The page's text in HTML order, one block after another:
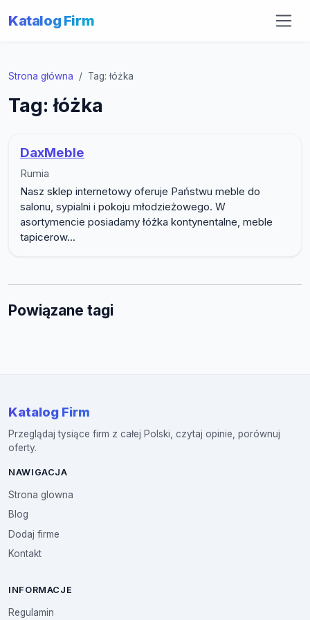
Katalog Firm
Strona główna Tag: łóżka
Tag: łóżka
DaxMeble
Rumia
Nasz sklep internetowy oferuje Państwu meble do
salonu, sypialni i pokoju młodzieżowego. W
asortymencie posiadamy łóżka kontynentalne, meble
tapicerow...
Powiązane tagi
Katalog Firm
Przeglądaj tysiące firm z całej Polski, czytaj opinie, porównuj
oferty.
NAWIGACJA
Strona glowna
Blog
Dodaj firme
Kontakt
INFORMACJE
Regulamin